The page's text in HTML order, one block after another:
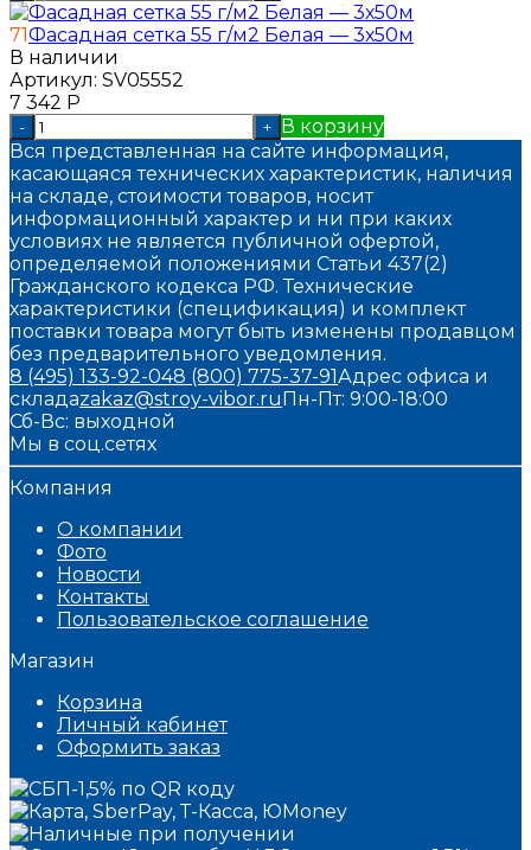
71Фасадная сетка 55 г/м2 Белая — 3х50м
В наличии
Артикул: SV05552
7 342 Р
- + В корзину
Вся представленная на сайте информация,
касающаяся технических характеристик, наличия
на складе, стоимости товаров, носит
информационный характер и ни при каких
условиях не является публичной офертой,
определяемой положениями Статьи 437(2)
Гражданского кодекса РФ. Технические
характеристики (спецификация) и комплект
поставки товара могут быть изменены продавцом
без предварительного уведомления.
8 (495) 133-92-048 (800) 775-37-91Адрес офиса и
складаzakaz@stroy-vibor.ruПн-Пт: 9:00-18:00
Сб-Вс: выходной
Мы в соц.сетях
Компания
О компании
Фото
Новости
Контакты
Пользовательское соглашение
Магазин
Корзина
Личный кабинет
Оформить заказ